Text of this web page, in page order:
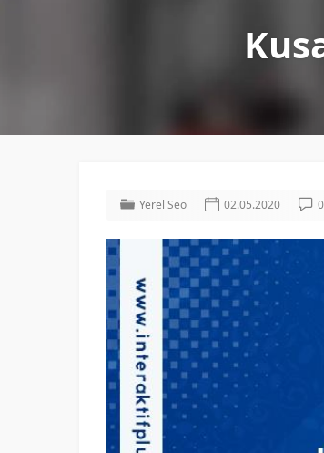
Yerel Seo 02.05.2020 0